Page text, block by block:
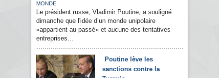
MONDE
Le président russe, Vladimir Poutine, a souligné
dimanche que l'idée d’un monde unipolaire
«appartient au passé» et aucune des tentatives
entreprises...
Poutine lève les
sanctions contre la